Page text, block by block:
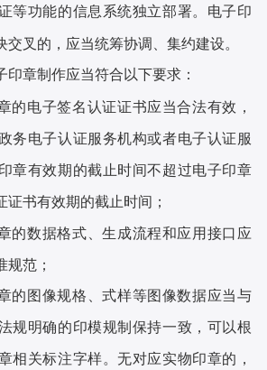
等功能的信息系统独立部署。电子印
交叉的，应当统筹协调、集约建设。
章制作应当符合以下要求：
的电子签名认证证书应当合法有效，
务电子认证服务机构或者电子认证服
章有效期的截止时间不超过电子印章
证书有效期的截止时间；
的数据格式、生成流程和应用接口应
规范；
的图像规格、式样等图像数据应当与
规明确的印模规制保持一致，可以根
相关标注字样。无对应实物印章的，